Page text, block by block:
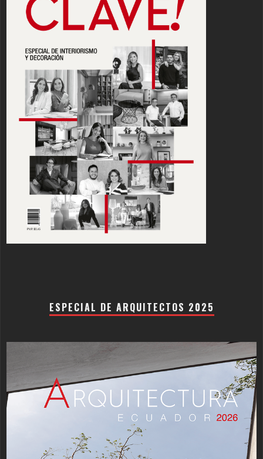
ESPECIAL DE ARQUITECTOS 2025